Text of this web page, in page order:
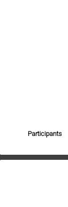
Participants